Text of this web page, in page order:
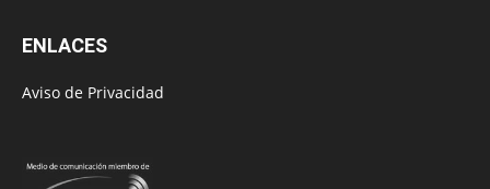
ENLACES
Aviso de Privacidad